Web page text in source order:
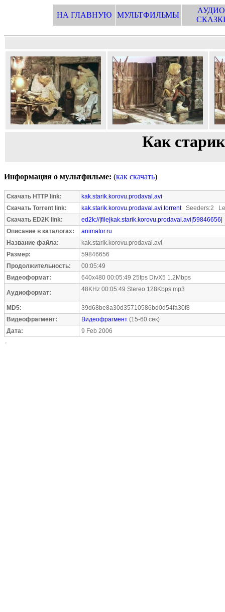
НА ГЛАВНУЮ МУЛЬТФИЛЬМЫ
Как
Информация о мультфильме: (как скачать)
Скачать HTTP link:
kak.starik.korovu.prodaval.avi
Скачать Torrent link:
kak.starik.korovu.prodaval.avi.torrentSeeders:2
Скачать ED2K link:
ed2k://|file|kak.starik.korovu.prodaval.avi|59846656|
Описание в каталогах:
animator.ru
Название файла:
kak.starik.korovu.prodaval.avi
Размер:
59846656
Продолжительность:
00:05:49
Видеоформат:
640x480 00:05:49 25fps DivX5 1.2Mbps
Аудиоформат: 48KHz 00:05:49 Stereo 128Kbps mp3
MD5:
39d68be8a30d35710586bd0d54fa30f8
Видеофрагмент:
Видеофрагмент (15-60 сек)
Дата:
9 Feb 2006